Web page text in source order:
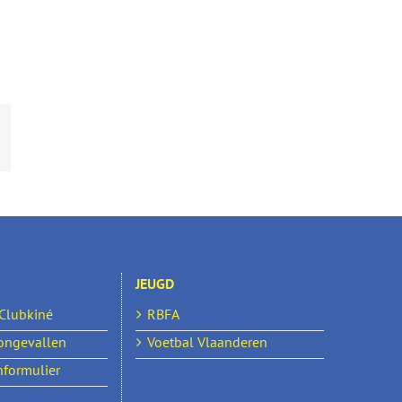
JEUGD
RBFA
Voetbal Vlaanderen